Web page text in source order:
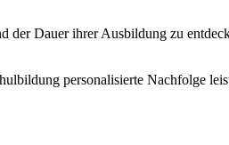
Dauer ihrer Ausbildung zu
personalisierte Nachfolge